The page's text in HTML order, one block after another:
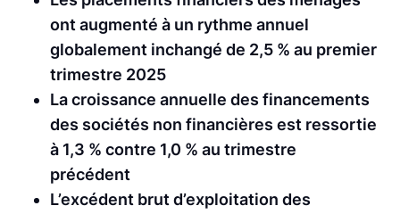
ont augmenté à un rythme annuel
globalement inchangé de 2,5 % au premier
trimestre 2025
La croissance annuelle des financements
des sociétés non financières est ressortie
à 1,3 % contre 1,0 % au trimestre
précédent
L’excédent brut d’exploitation des